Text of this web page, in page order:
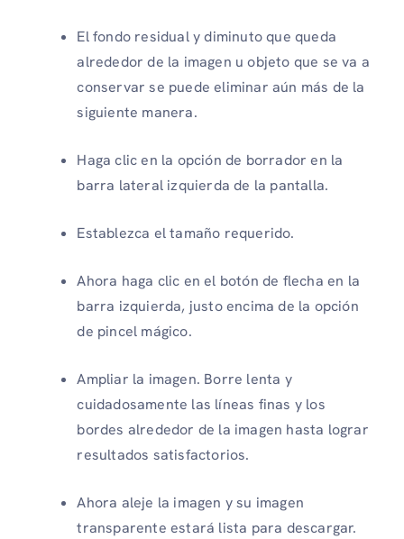
El fondo residual y diminuto que queda
alrededor de la imagen u objeto que se va a
conservar se puede eliminar aún más de la
siguiente manera.
Haga clic en la opción de borrador en la
barra lateral izquierda de la pantalla.
Establezca el tamaño requerido.
Ahora haga clic en el botón de flecha en la
barra izquierda, justo encima de la opción
de pincel mágico.
Ampliar la imagen. Borre lenta y
cuidadosamente las líneas finas y los
bordes alrededor de la imagen hasta lograr
resultados satisfactorios.
Ahora aleje la imagen y su imagen
transparente estará lista para descargar.